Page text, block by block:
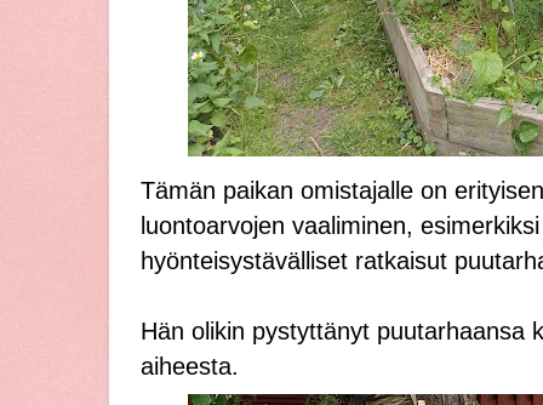
Tämän paikan omistajalle on
luontoarvojen vaaliminen,
hyönteisystävälliset ratkaisut
Hän olikin pystyttänyt puutarhaansa
aiheesta.